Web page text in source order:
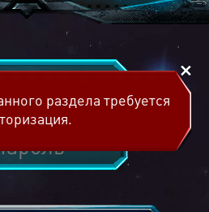
раздела требуется